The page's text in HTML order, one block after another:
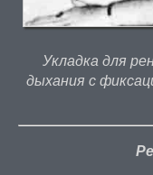
Укладка для
дыхания с